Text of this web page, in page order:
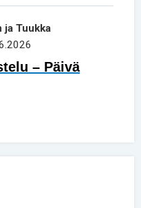
ja Tuukka
– Päivä